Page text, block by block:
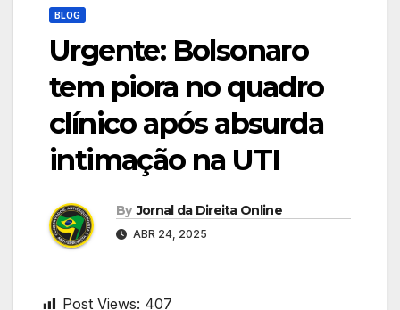
BLOG
Urgente: Bolsonaro
tem piora no quadro
clínico após absurda
intimação na UTI
By Jornal da Direita Online
ABR 24, 2025
Post Views: 407